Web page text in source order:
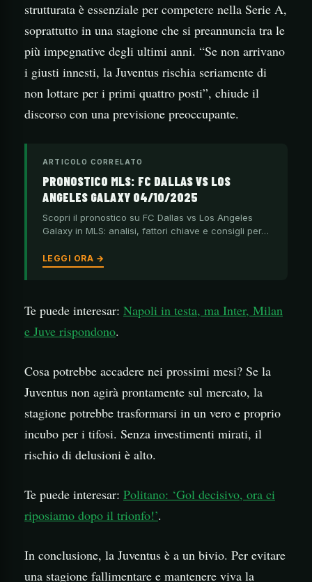
strutturata è essenziale per competere nella Serie A,
soprattutto in una stagione che si preannuncia tra le
più impegnative degli ultimi anni. “Se non arrivano
i giusti innesti, la Juventus rischia seriamente di
non lottare per i primi quattro posti”, chiude il
discorso con una previsione preoccupante.
ARTICOLO CORRELATO
PRONOSTICO MLS: FC DALLAS VS LOS
ANGELES GALAXY 04/10/2025
Scopri il pronostico su FC Dallas vs Los Angeles
Galaxy in MLS: analisi, fattori chiave e consigli per…
LEGGI ORA →
Te puede interesar: Napoli in testa, ma Inter, Milan
e Juve rispondono.
Cosa potrebbe accadere nei prossimi mesi? Se la
Juventus non agirà prontamente sul mercato, la
stagione potrebbe trasformarsi in un vero e proprio
incubo per i tifosi. Senza investimenti mirati, il
rischio di delusioni è alto.
Te puede interesar: Politano: ‘Gol decisivo, ora ci
riposiamo dopo il trionfo!’.
In conclusione, la Juventus è a un bivio. Per evitare
una stagione fallimentare e mantenere viva la